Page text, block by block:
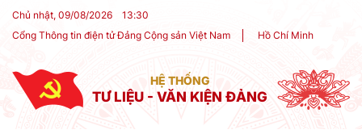
Chủ nhật, 09/08/2026 13:30
Cổng Thông tin điện tử Đảng Cộng sản Việt Nam
Hồ Chí Minh
HỆ THỐNG
TƯ LIỆU - VĂN KIỆN ĐẢNG